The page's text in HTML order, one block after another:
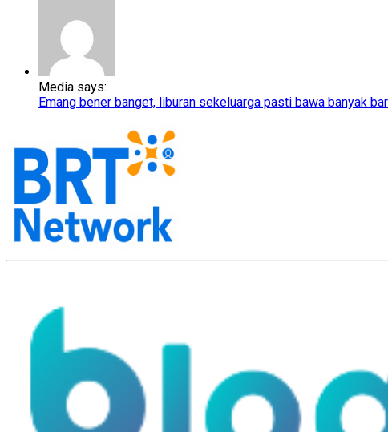
Media says:
Emang bener banget, liburan sekeluarga pasti bawa banyak